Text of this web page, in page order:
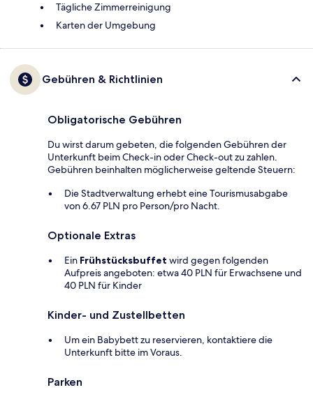
Tägliche Zimmerreinigung
Karten der Umgebung
Gebühren & Richtlinien
Obligatorische Gebühren
Du wirst darum gebeten, die folgenden Gebühren der
Unterkunft beim Check-in oder Check-out zu zahlen.
Gebühren beinhalten möglicherweise geltende Steuern:
Die Stadtverwaltung erhebt eine Tourismusabgabe
von 6.67 PLN pro Person/pro Nacht.
Optionale Extras
Ein Frühstücksbuffet wird gegen folgenden
Aufpreis angeboten: etwa 40 PLN für Erwachsene und
40 PLN für Kinder
Kinder- und Zustellbetten
Um ein Babybett zu reservieren, kontaktiere die
Unterkunft bitte im Voraus.
Parken